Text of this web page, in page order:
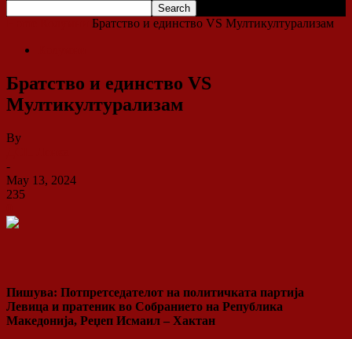
Братство и единство VS Мултикултурализам
Братство и единство VS
Мултикултурализам
By
-
May 13, 2024
235
Пишува: Потпретседателот на политичката партија
Левица и пратеник во Собранието на Република
Македонија, Реџеп Исмаил – Хактан